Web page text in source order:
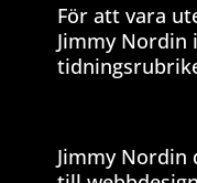
För att vara
Jimmy
Jimmy Nordin